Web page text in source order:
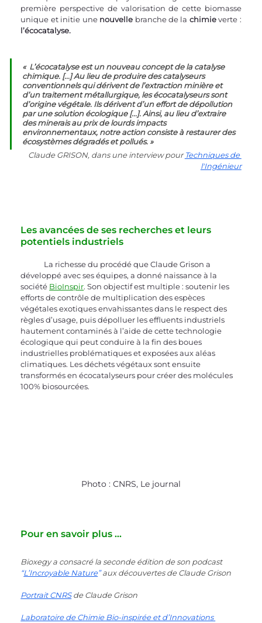
première perspective de valorisation de cette biomasse
unique et initie une nouvelle branche de la chimie
l’écocatalyse.
«  L’écocatalyse est un nouveau concept de la catalyse
chimique. [...] Au lieu de produire des catalyseurs
conventionnels qui dérivent de l’extraction minière et
d’un traitement métallurgique, les écocatalyseurs sont
d’origine végétale. Ils dérivent d’un effort de dépollution
par une solution écologique [...]. Ainsi, au lieu d’extraire
des minerais au prix de lourds impacts
environnementaux, notre action consiste à restaurer des
écosystèmes dégradés et pollués. »
Claude GRISON, dans une interview pour Techniques de
l'Ingénieur
Les avancées de ses recherches et leurs
potentiels industriels
développé avec ses équipes, a donné naissance à la
société BioInspir. Son objectif est multiple : soutenir les
efforts de contrôle de multiplication des espèces
végétales exotiques envahissantes dans le respect des
règles d’usage, puis dépolluer les effluents industriels
hautement contaminés à l’aide de cette technologie
écologique qui peut conduire à la fin des boues
industrielles problématiques et exposées aux aléas
climatiques. Les déchets végétaux sont ensuite
transformés en écocatalyseurs pour créer des molécules
100% biosourcées.
Photo : CNRS, Le journal
Pour en savoir plus ...
Bioxegy a consacré la seconde édition de son podcast
“L’Incroyable Nature” aux découvertes de Claude Grison
Portrait CNRS de Claude Grison
Laboratoire de Chimie Bio-inspirée et d’Innovations